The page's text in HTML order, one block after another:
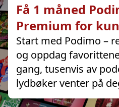
Få 1 måned
Premium for
Start med Podimo –
og oppdag
gang, tusenvis av
lydbøker venter på